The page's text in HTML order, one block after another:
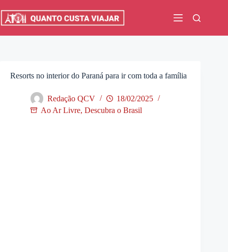
para
Resorts no interior do Paraná para ir com toda a família
Redação QCV
18/02/2025
Ao Ar Livre, Descubra o Brasil